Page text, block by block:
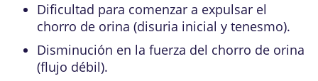
Dificultad para comenzar a expulsar el
chorro de orina (disuria inicial y tenesmo).
Disminución en la fuerza del chorro de orina
(flujo débil).